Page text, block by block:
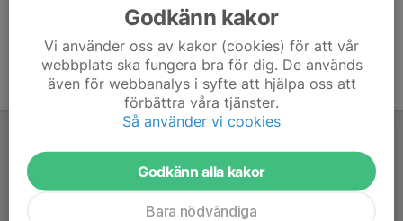
Godkänn kakor
Vi använder oss av kakor (cookies) för att vår
webbplats ska fungera bra för dig. De används
även för webbanalys i syfte att hjälpa oss att
förbättra våra tjänster.
Så använder vi cookies
Godkänn alla kakor
Bara nödvändiga